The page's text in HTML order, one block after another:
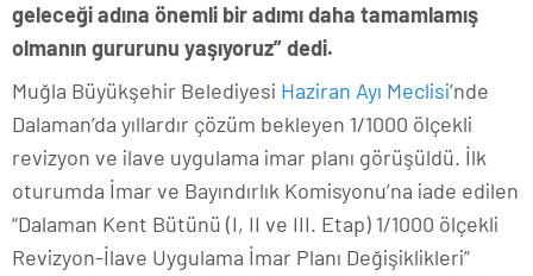
geleceği adına önemli bir adımı daha tamamlamış
olmanın gururunu yaşıyoruz” dedi.
Muğla Büyükşehir Belediyesi Haziran Ayı Meclisi’nde
Dalaman’da yıllardır çözüm bekleyen 1/1000 ölçekli
revizyon ve ilave uygulama imar planı görüşüldü. İlk
oturumda İmar ve Bayındırlık Komisyonu’na iade edilen
“Dalaman Kent Bütünü (I, II ve III. Etap) 1/1000 ölçekli
Revizyon-İlave Uygulama İmar Planı Değişiklikleri”